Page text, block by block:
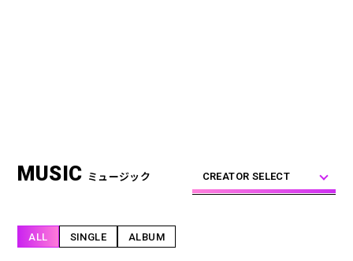
86,248,855 199.44 億
CREATOR
MUSIC ミュージック CREATOR SELECT
ALL SINGLE ALBUM